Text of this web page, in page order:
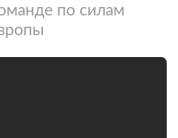
по силам